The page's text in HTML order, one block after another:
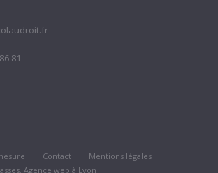
81
Contact
Mentions légales
Agence web à Lyon